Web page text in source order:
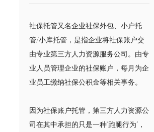
社保托管又名企业社保外包、小户托
管/小库托管，是指企业将社保账户交
由专业第三方人力资源服务公司。由专
业人员管理企业的社保账户，每月为企
业员工缴纳社保公积金等相关事务。
因为社保账户托管，第三方人力资源公
司在其中承担的只是一种“跑腿行为”，